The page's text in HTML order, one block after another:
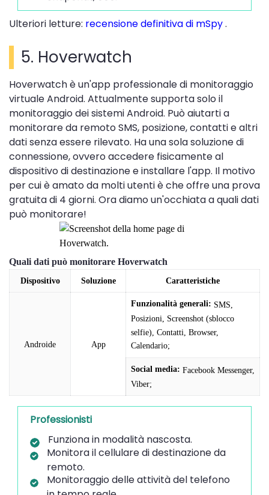
Ulteriori letture: recensione definitiva di mSpy.
5. Hoverwatch
Hoverwatch è un'app professionale di monitoraggio
virtuale Android. Attualmente supporta solo il
monitoraggio dei sistemi Android. Può aiutarti a
monitorare da remoto SMS, posizione, contatti e altri
dati senza essere rilevato. Ha una sola soluzione di
connessione, ovvero accedere fisicamente al
dispositivo di destinazione e installare l'app. Il motivo
per cui è amato da molti utenti è che offre una prova
gratuita di 4 giorni. Ora diamo un'occhiata a quali dati
può monitorare!
Quali dati può monitorare Hoverwatch
Dispositivo Soluzione Caratteristiche
Androide App
Funzionalità generali: SMS,
Posizioni, Screenshot (sblocco
selfie), Contatti, Browser,
Calendario;
Social media: Facebook Messenger,
Viber;
Professionisti
Funziona in modalità nascosta.
Monitora il cellulare di destinazione da
remoto.
Monitoraggio delle attività del telefono